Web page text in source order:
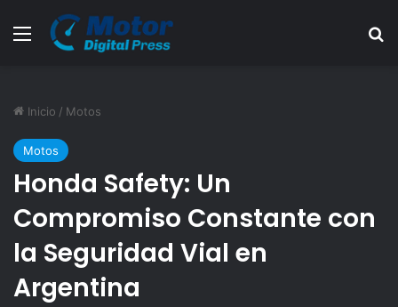
Menú
Inicio / Motos
Motos
Honda Safety: Un
Compromiso Constante con
la Seguridad Vial en
Argentina